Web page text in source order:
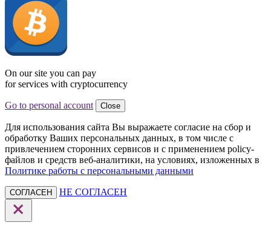
On our site you can pay
for services with cryptocurrency
Go to personal account Close
Для использования сайта Вы выражаете согласие на сбор и
обработку Ваших персональных данных, в том числе с
привлечением сторонних сервисов и с применением policy-
файлов и средств веб-аналитики, на условиях, изложенных в
Политике работы с персональными данными
СОГЛАСЕН НЕ СОГЛАСЕН